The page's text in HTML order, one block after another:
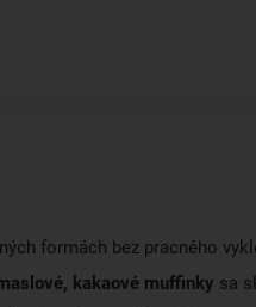
formách bez pracného
kakaové muffinky sa